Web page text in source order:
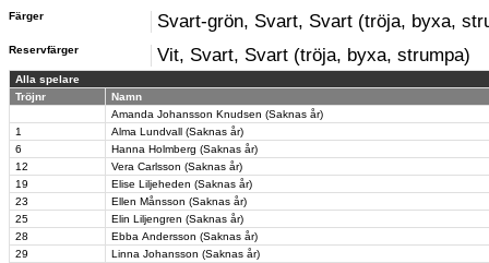
Färger Svart-grön, Svart, Svart (tröja, byxa,
Reservfärger Vit, Svart, Svart (tröja, byxa, strumpa)
Alla spelare
Tröjnr
Namn
Amanda Johansson Knudsen (Saknas år)
1
Alma Lundvall (Saknas år)
6
Hanna Holmberg (Saknas år)
12
Vera Carlsson (Saknas år)
19
Elise Liljeheden (Saknas år)
23
Ellen Månsson (Saknas år)
25
Elin Liljengren (Saknas år)
28
Ebba Andersson (Saknas år)
29
Linna Johansson (Saknas år)